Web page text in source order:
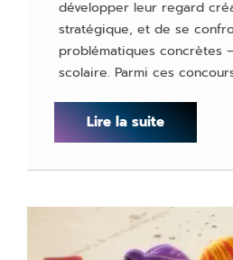
développer leur regard
stratégique, et de se
problématiques concrètes
scolaire. Parmi ces
Lire la suite